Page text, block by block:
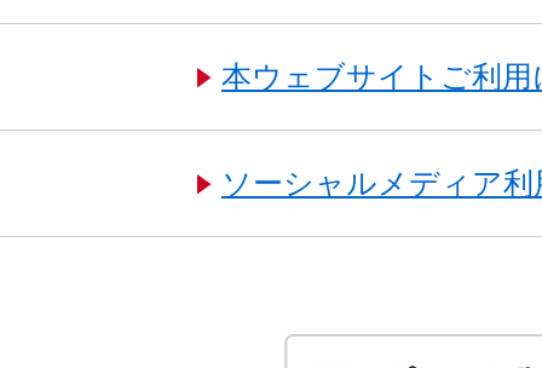
本ウェブサイトご利
ソーシャルメディア利